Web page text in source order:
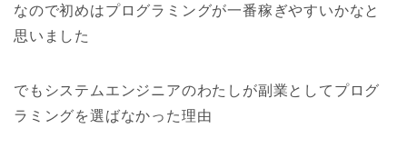
なので初めはプログラミングが一番稼ぎやすいかなと
思いました
でもシステムエンジニアのわたしが副業としてプログ
ラミングを選ばなかった理由